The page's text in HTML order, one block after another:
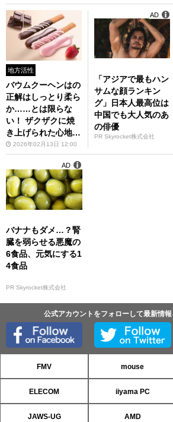
地方活性
バウムクーヘンはの
正解はしっとり柔ら
か……とは限らな
い！ ザクザクに焼
き上げられた心地よ
い裏切りがたまらな
い「バウムスティッ
ク」
2026年02月13日 12:00
「アジアで最もハン
サムな顔ランキン
グ」日本人最高位は
中国でも大人気のあ
の俳優
PR Skyrocket株式会社
AD
バナナもダメ…？腎
臓を弱らせる悪魔の
6食品、元気にする1
4食品
PR Skyrocket株式会社
AD
公式アカウントをフォローして最新情
FMV mouse
ELECOM iiyama PC
JAWS-UG AMD